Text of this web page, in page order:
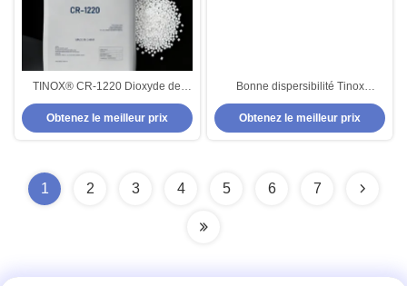
TINOX® CR-1220 Dioxyde de
titane par procédé de chlorure à
faible teneur en humidité, à teinte
bleue constante et à forte
Obtenez le meilleur prix
Bonne dispersibilité Tinox
Dioxyde de titane Rutile TiO2
Pigment CR-1120
Obtenez le meilleur prix
1 2 3 4 5 6 7